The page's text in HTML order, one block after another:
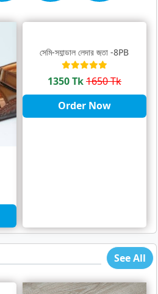
সেমি-স্যান্ডাল লেদার জুতা -8PB
1350 Tk1650 Tk
Order Now
See All